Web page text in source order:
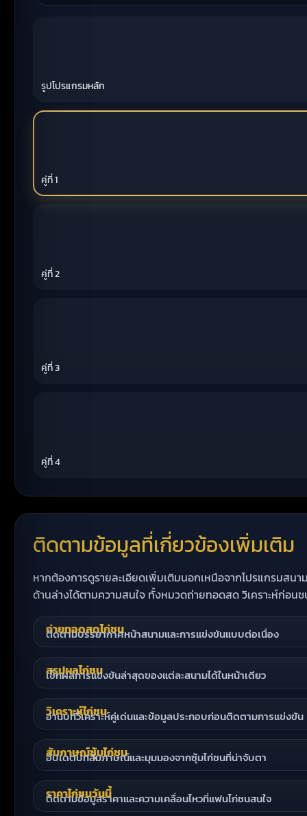
รูปโปรแกรมหลัก
คู่ที่ 1
คู่ที่ 2
คู่ที่ 3
คู่ที่ 4
ติดตามข้อมูลที่เกี่ยวข้องเพิ่มเติม
หากต้องการดูรายละเอียดเพิ่มเติมนอกเหนือจากโปรแกรมสน
ด้านล่างได้ตามความสนใจ ทั้งหมวดถ่ายทอดสด วิเคราะห์ก่อ
ถ่ายทอดสดไก่ชน
ติดตามบรรยากาศหน้าสนามและการแข่งขันแบบต่อเนื่อง
สรุปผลไก่ชน
เช็กผลการแข่งขันล่าสุดของแต่ละสนามได้ในหน้าเดียว
วิเคราะห์ไก่ชน
อ่านบทวิเคราะห์คู่เด่นและข้อมูลประกอบก่อนติดตามการแข่งขัน
สัมภาษณ์ซุ้มไก่ชน
อัปเดตบทสัมภาษณ์และมุมมองจากซุ้มไก่ชนที่น่าจับตา
ราคาไก่ชนวันนี้
ติดตามข้อมูลราคาและความเคลื่อนไหวที่แฟนไก่ชนสนใจ